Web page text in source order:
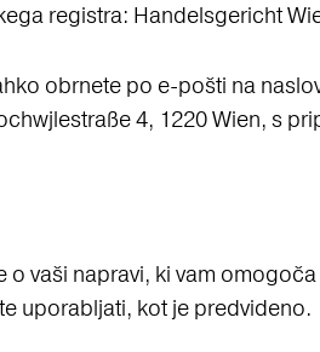
registra: Handelsgericht
obrnete po e-pošti na
4, 1220 Wien, s
vaši napravi, ki vam
uporabljati, kot je predvideno.